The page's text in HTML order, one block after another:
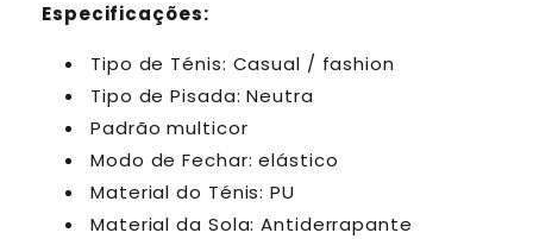
Especificações:
Tipo de Ténis: Casual / fashion
Tipo de Pisada: Neutra
Padrão multicor
Modo de Fechar: elástico
Material do Ténis: PU
Material da Sola: Antiderrapante